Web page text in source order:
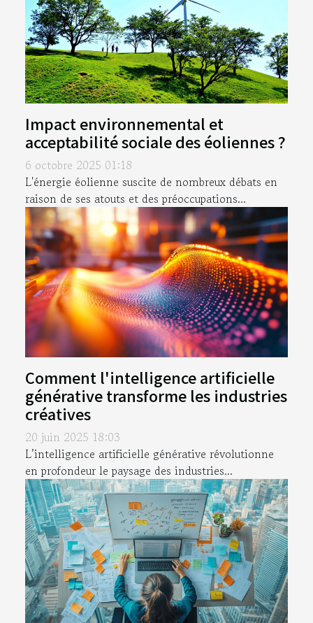
Impact environnemental et
acceptabilité sociale des éoliennes ?
6 octobre 2025 01:18
L'énergie éolienne suscite de nombreux débats en
raison de ses atouts et des préoccupations...
Comment l'intelligence artificielle
générative transforme les industries
créatives
20 juin 2025 18:03
L’intelligence artificielle générative révolutionne
en profondeur le paysage des industries...